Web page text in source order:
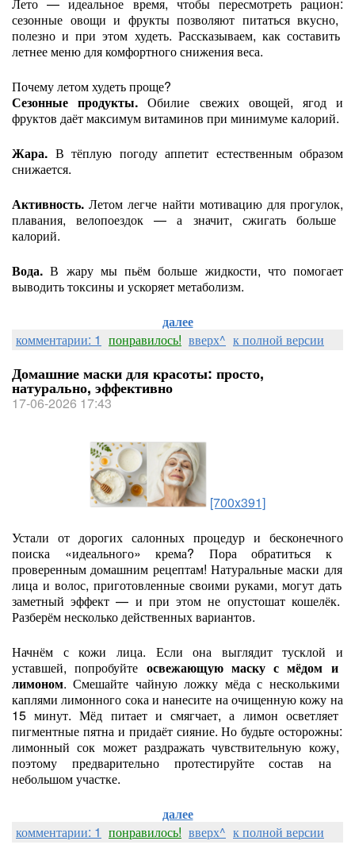
сезонные овощи и фруктыпозволяют питатьсявкусно,
полезно и при этом худеть. Рассказываем, каксоставить
летнееменюдлякомфортногоснижениявеса.
Почемулетомхудетьпроще?
Сезонные продукты. Обилие свежиховощей, ягоди
фруктов даётмаксимумвитаминов при минимумекалорий.
Жара. В тёплую погодуаппетит естественнымобразом
снижается.
Активность. Летом легче найти мотивациюдляпрогулок,
плавания, велопоездок — а значит, сжигатьбольше
калорий.
Вода. В жарумыпьём больше жидкости, чтопомогает
выводитьтоксиныи ускоряетметаболизм.
далее
комментарии: 1 понравилось! вверх^ к полной версии
Домашние маски для красоты: просто,
натурально, эффективно
17-06-2026 17:43
[700x391]
Устали от дорогих салонных процедур и бесконечного
поиска «идеального» крема? Пораобратиться к
проверенным домашним рецептам! Натуральные маски для
лица и волос, приготовленные своими руками, могут дать
заметный эффект — и при этом не опустошаткошелёк.
Разберёмнесколькодейственныхвариантов.
Начнём скожи лица. Если она выглядиттусклой и
уставшей, попробуйте освежающуюмаскус мёдом и
лимоном. Смешайте чайнуюложку мёдас несколькими
каплями лимонного сокаи нанесите наочищеннуюкожу на
15 минут. Мёд питаети смягчает, а лимон осветляет
пигментные пятнаи придаётсияние. Но будьте осторожны:
лимонный сок можетраздражать чувствительную кожу,
поэтому предварительнопротестируйтесостав на
небольшомучастке.
далее
комментарии: 1 понравилось! вверх^ к полной версии